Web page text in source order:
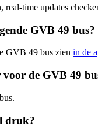
real-time updates
GVB 49 bus?
GVB 49 bus zien in de
voor de GVB 49
druk?